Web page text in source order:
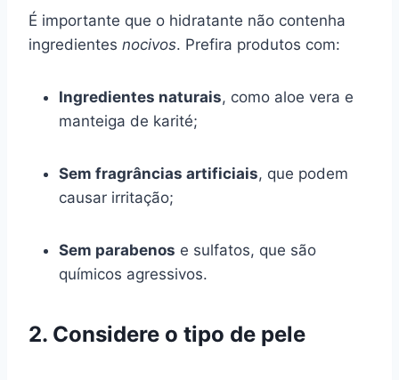
É importante que o hidratante não contenha
ingredientes nocivos. Prefira produtos com:
Ingredientes naturais, como aloe vera e
manteiga de karité;
Sem fragrâncias artificiais, que podem
causar irritação;
Sem parabenos e sulfatos, que são
químicos agressivos.
2. Considere o tipo de pele